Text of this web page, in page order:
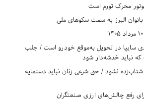
محرک تورم است
البرز به سمت سکوهای ملی
سایپا در تحویل به‌موقع خودرو است / جلب
که نباید خدشه‌دار شود
نشود / حق شرعی زنان نباید دستمایه
رفع چالش‌های ارزی صنعتگران